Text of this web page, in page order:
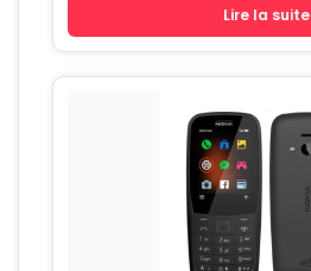
Lire la suite